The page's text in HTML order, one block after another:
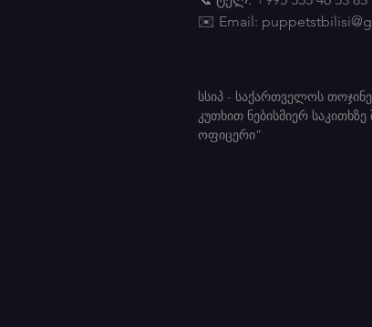
✉️ Email:
სსიპ - საქართველოს
კუთხით ნებისმიერ
ოფიცერი”